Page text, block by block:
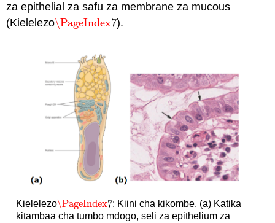
za epithelial za safu za membrane za mucous
(Kielelezo\PageIndex7
\PageIndex7).
Kielelezo\PageIndex7
\PageIndex7: Kiini cha kikombe. (a) Katika
kitambaa cha tumbo mdogo, seli za epithelium za